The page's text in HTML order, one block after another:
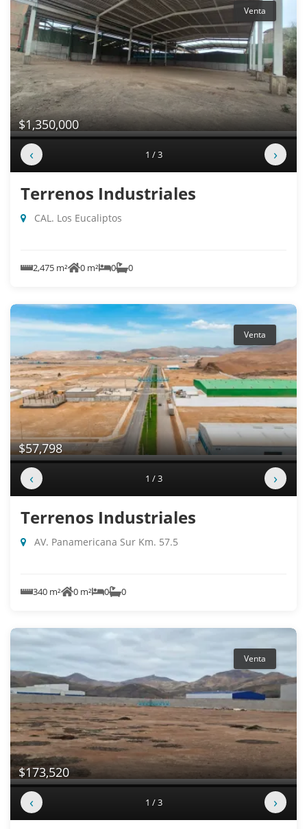
Venta
$1,350,000
‹ 1 / 3 ›
Terrenos Industriales
CAL. Los Eucaliptos
2,475 m² 0 m² 0 0
Venta
$57,798
‹ 1 / 3 ›
Terrenos Industriales
AV. Panamericana Sur Km. 57.5
340 m² 0 m² 0 0
Venta
$173,520
‹ 1 / 3 ›